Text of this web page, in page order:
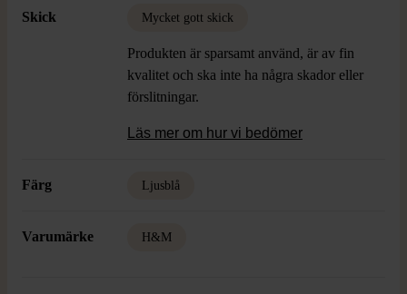
Skick Mycket gott skick
Produkten är sparsamt använd, är av fin
kvalitet och ska inte ha några skador eller
förslitningar.
Läs mer om hur vi bedömer
Färg Ljusblå
Varumärke H&M